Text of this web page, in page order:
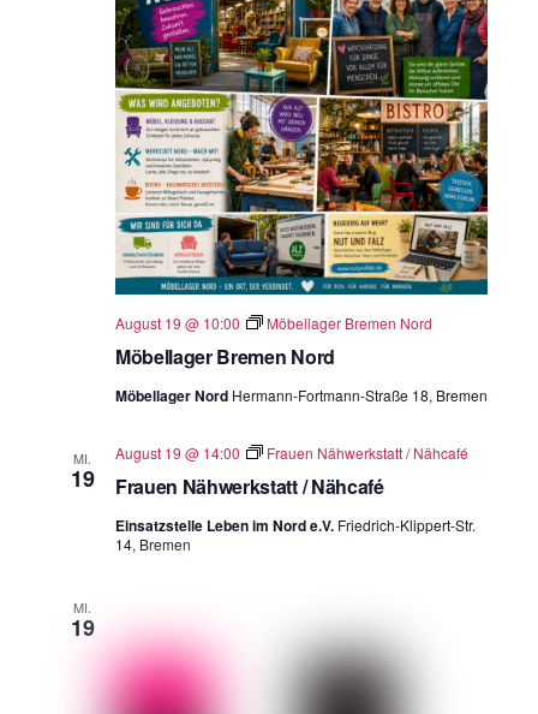
Möbellager Bremen Nord
August 19 @ 10:00 Möbellager Bremen Nord
Möbellager Nord Hermann-Fortmann-Straße 18, Bremen
MI.
19 Frauen Nähwerkstatt / Nähcafé
August 19 @ 14:00 Frauen Nähwerkstatt / Nähcafé
Einsatzstelle Leben im Nord e.V. Friedrich-Klippert-Str.
14, Bremen
MI.
19